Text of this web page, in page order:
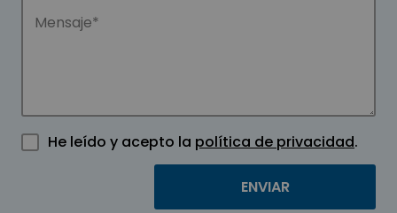
He leído y acepto la política de privacidad.